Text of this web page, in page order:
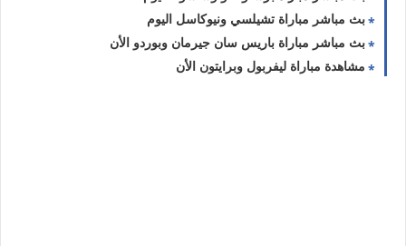
بث مباشر مباراة تشيلسي ونيوكاسل اليوم
بث مباشر مباراة باريس سان جيرمان وبوردو الأن
مشاهدة مباراة ليفربول وبرايتون الأن